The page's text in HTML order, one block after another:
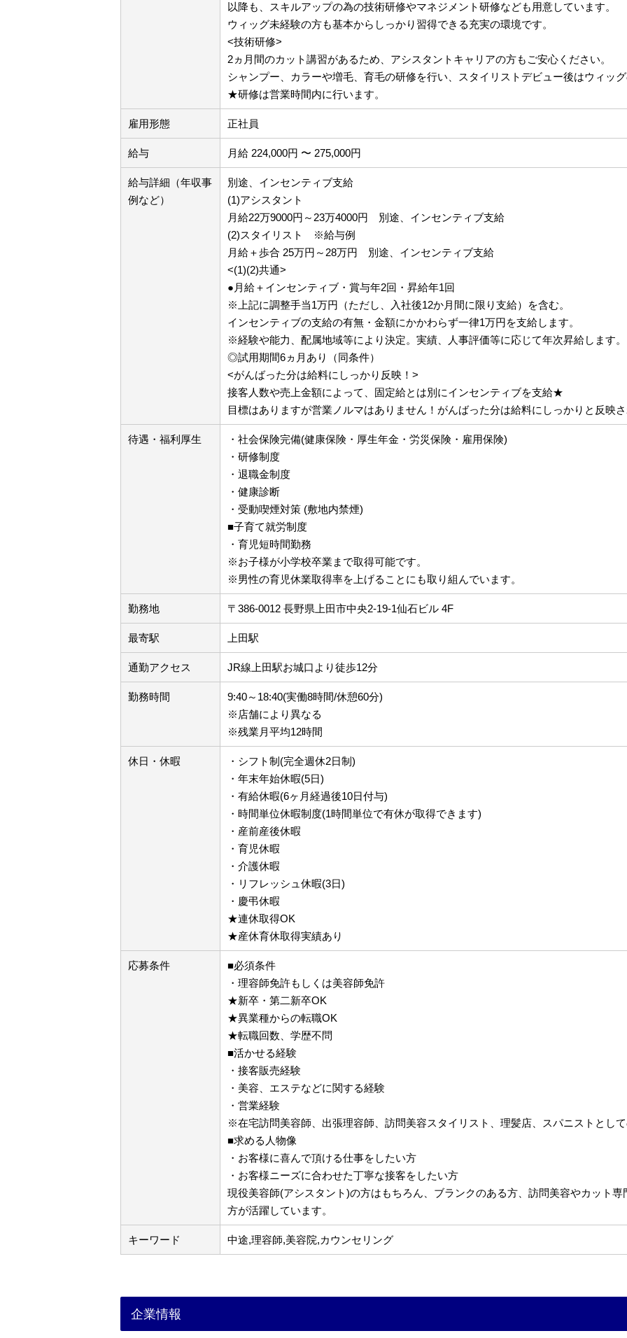
以降も、スキルアップの為の技術研修やマネジメント研修なども用意しています。
ウィッグ未経験の方も基本からしっかり習得できる充実の環境です。
<技術研修>
2ヵ月間のカット講習があるため、アシスタントキャリアの方もご安心ください。
シャンプー、カラーや増毛、育毛の研修を行い、スタイリストデビュー後はウィッ
★研修は営業時間内に行います。
雇用形態 正社員
給与 月給 224,000円 〜 275,000円
給与詳細（年収事
例など）
別途、インセンティブ支給
(1)アシスタント
月給22万9000円～23万4000円 別途、インセンティブ支給
(2)スタイリスト ※給与例
月給＋歩合 25万円～28万円 別途、インセンティブ支給
<(1)(2)共通>
●月給＋インセンティブ・賞与年2回・昇給年1回
※上記に調整手当1万円（ただし、入社後12か月間に限り支給）を含む。
インセンティブの支給の有無・金額にかかわらず一律1万円を支給します。
※経験や能力、配属地域等により決定。実績、人事評価等に応じて年次昇給します。
◎試用期間6ヵ月あり（同条件）
<がんばった分は給料にしっかり反映！>
接客人数や売上金額によって、固定給とは別にインセンティブを支給★
目標はありますが営業ノルマはありません！がんばった分は給料にしっかりと反映
待遇・福利厚生
・社会保険完備(健康保険・厚生年金・労災保険・雇用保険)
・研修制度
・退職金制度
・健康診断
・受動喫煙対策 (敷地内禁煙)
■子育て就労制度
・育児短時間勤務
※お子様が小学校卒業まで取得可能です。
※男性の育児休業取得率を上げることにも取り組んでいます。
勤務地 〒386-0012 長野県上田市中央2-19-1仙石ビル 4F
最寄駅 上田駅
通勤アクセス JR線上田駅お城口より徒歩12分
勤務時間
9:40～18:40(実働8時間/休憩60分)
※店舗により異なる
※残業月平均12時間
休日・休暇
・シフト制(完全週休2日制)
・年末年始休暇(5日)
・有給休暇(6ヶ月経過後10日付与)
・時間単位休暇制度(1時間単位で有休が取得できます)
・産前産後休暇
・育児休暇
・介護休暇
・リフレッシュ休暇(3日)
・慶弔休暇
★連休取得OK
★産休育休取得実績あり
応募条件
■必須条件
・理容師免許もしくは美容師免許
★新卒・第二新卒OK
★異業種からの転職OK
★転職回数、学歴不問
■活かせる経験
・接客販売経験
・美容、エステなどに関する経験
・営業経験
※在宅訪問美容師、出張理容師、訪問美容スタイリスト、理髪店、スパニストとし
■求める人物像
・お客様に喜んで頂ける仕事をしたい方
・お客様ニーズに合わせた丁寧な接客をしたい方
現役美容師(アシスタント)の方はもちろん、ブランクのある方、訪問美容やカット
方が活躍しています。
キーワード 中途,理容師,美容院,カウンセリング
企業情報